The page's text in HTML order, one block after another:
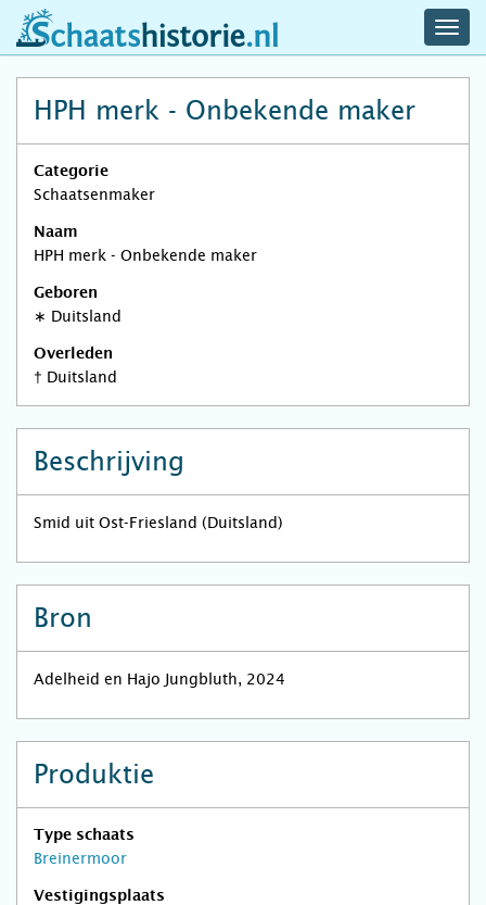
schaatshistorie.nl
HPH merk - Onbekende maker
Categorie
Schaatsenmaker
Naam
HPH merk - Onbekende maker
Geboren
∗ Duitsland
Overleden
† Duitsland
Beschrijving
Smid uit Ost-Friesland (Duitsland)
Bron
Adelheid en Hajo Jungbluth, 2024
Produktie
Type schaats
Breinermoor
Vestigingsplaats